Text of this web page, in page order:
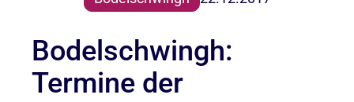
Bodelschwingh:
Termine der